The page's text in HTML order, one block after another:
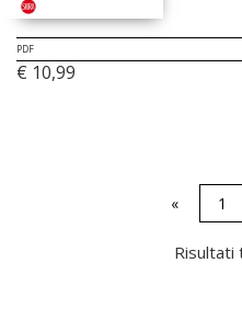
PDF
€ 10,99
« 1
Risultati